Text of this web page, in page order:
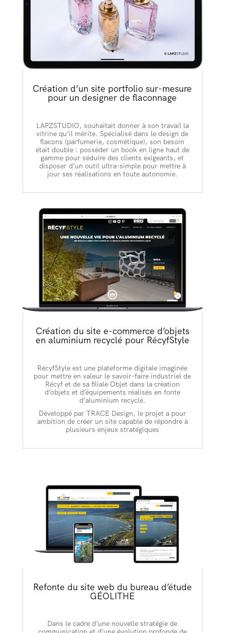
Création d’un site portfolio sur-mesure
pour un designer de flaconnage
LAPZSTUDIO, souhaitait donner à son travail la
vitrine qu’il mérite. Spécialisé dans le design de
flacons (parfumerie, cosmétique), son besoin
était double : posséder un book en ligne haut de
gamme pour séduire des clients exigeants, et
disposer d’un outil ultra-simple pour mettre à
jour ses réalisations en toute autonomie.
Création du site e-commerce d’objets
en aluminium recyclé pour RécyfStyle
RécyfStyle est une plateforme digitale imaginée
pour mettre en valeur le savoir-faire industriel de
Récyf et de sa filiale Objet dans la création
d’objets et d’équipements réalisés en fonte
d’aluminium recyclé.
Développé par TRACE Design, le projet a pour
ambition de créer un site capable de répondre à
plusieurs enjeux stratégiques
Refonte du site web du bureau d’étude
GÉOLITHE
Dans le cadre d’une nouvelle stratégie de